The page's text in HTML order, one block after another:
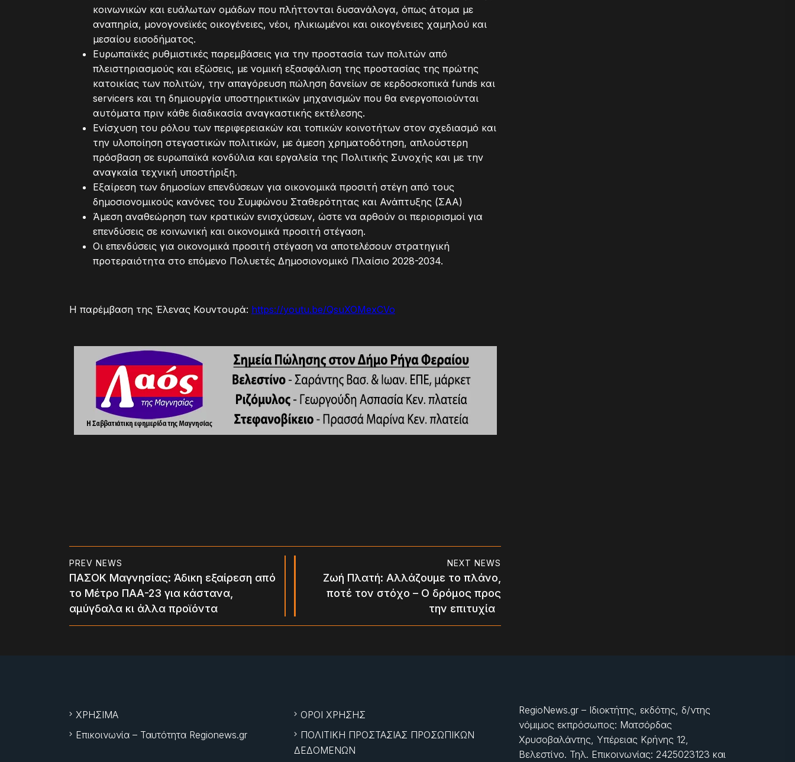
κοινωνικών και ευάλωτων ομάδων που πλήττονται δυσανάλογα, όπως άτομα με
αναπηρία, μονογονεϊκές οικογένειες, νέοι, ηλικιωμένοι και οικογένειες χαμηλού και
μεσαίου εισοδήματος.
Ευρωπαϊκές ρυθμιστικές παρεμβάσεις για την προστασία των πολιτών από
πλειστηριασμούς και εξώσεις, με νομική εξασφάλιση της προστασίας της πρώτης
κατοικίας των πολιτών, την απαγόρευση πώληση δανείων σε κερδοσκοπικά funds και
servicers και τη δημιουργία υποστηρικτικών μηχανισμών που θα ενεργοποιούνται
αυτόματα πριν κάθε διαδικασία αναγκαστικής εκτέλεσης.
Ενίσχυση του ρόλου των περιφερειακών και τοπικών κοινοτήτων στον σχεδιασμό και
την υλοποίηση στεγαστικών πολιτικών, με άμεση χρηματοδότηση, απλούστερη
πρόσβαση σε ευρωπαϊκά κονδύλια και εργαλεία της Πολιτικής Συνοχής και με την
αναγκαία τεχνική υποστήριξη.
Εξαίρεση των δημοσίων επενδύσεων για οικονομικά προσιτή στέγη από τους
δημοσιονομικούς κανόνες του Συμφώνου Σταθερότητας και Ανάπτυξης (ΣΑΑ)
Άμεση αναθεώρηση των κρατικών ενισχύσεων, ώστε να αρθούν οι περιορισμοί για
επενδύσεις σε κοινωνική και οικονομικά προσιτή στέγαση.
Οι επενδύσεις για οικονομικά προσιτή στέγαση να αποτελέσουν στρατηγική
προτεραιότητα στο επόμενο Πολυετές Δημοσιονομικό Πλαίσιο 2028-2034.
Η παρέμβαση της Έλενας Κουντουρά: https://youtu.be/QsuXOMexCVo
PREV NEWS
ΠΑΣΟΚ Μαγνησίας: Άδικη εξαίρεση από
το Μέτρο ΠΑΑ-23 για κάστανα,
αμύγδαλα κι άλλα προϊόντα
NEXT NEWS
Ζωή Πλατή: Αλλάζουμε το πλάνο,
ποτέ τον στόχο – Ο δρόμος προς
την επιτυχία
ΧΡΗΣΙΜΑ
Επικοινωνία – Ταυτότητα Regionews.gr
ΟΡΟΙ ΧΡΗΣΗΣ
ΠΟΛΙΤΙΚΗ ΠΡΟΣΤΑΣΙΑΣ ΠΡΟΣΩΠΙΚΩΝ
ΔΕΔΟΜΕΝΩΝ
RegioNews.gr – Ιδιοκτήτης, εκδότης, δ/ντης
νόμιμος εκπρόσωπος: Ματσόρδας
Χρυσοβαλάντης, Υπέρειας Κρήνης 12,
Βελεστίνο. Τηλ. Επικοινωνίας: 2425023123 και